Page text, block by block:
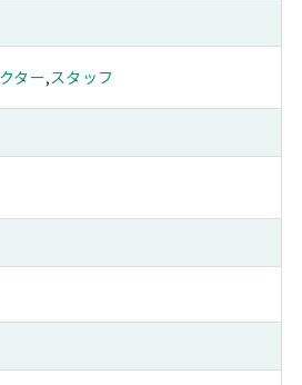
ター,スタッフ